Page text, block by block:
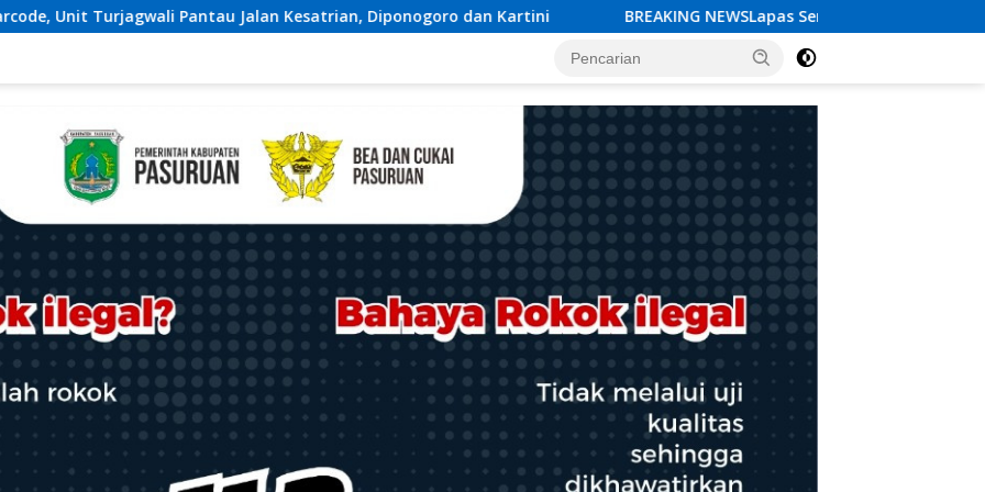
Diponogoro dan Kartini BREAKING NEWSLapas Semarang Gagalkan Penyelundupan Sabu dan Pil Koplo Lewat